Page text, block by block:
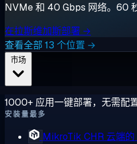
NVMe 和 40 Gbps 网络。60
在拉斯维加斯部署 →
查看全部 13 个位置 →
1000+ 应用一键部署，无需配
安装量最多
MikroTik CHR 云端